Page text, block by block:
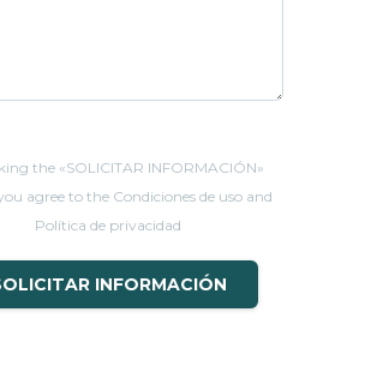
the «SOLICITAR INFORMACIÓN»
agree to the Condiciones de uso and
Política de privacidad
INFORMACIÓN